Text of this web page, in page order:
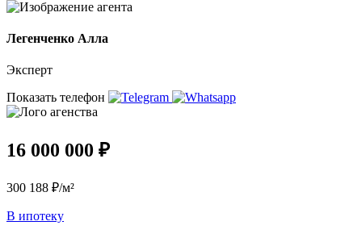
Легенченко Алла
Эксперт
Показать телефон
16 000 000 ₽
300 188 ₽/м²
В ипотеку